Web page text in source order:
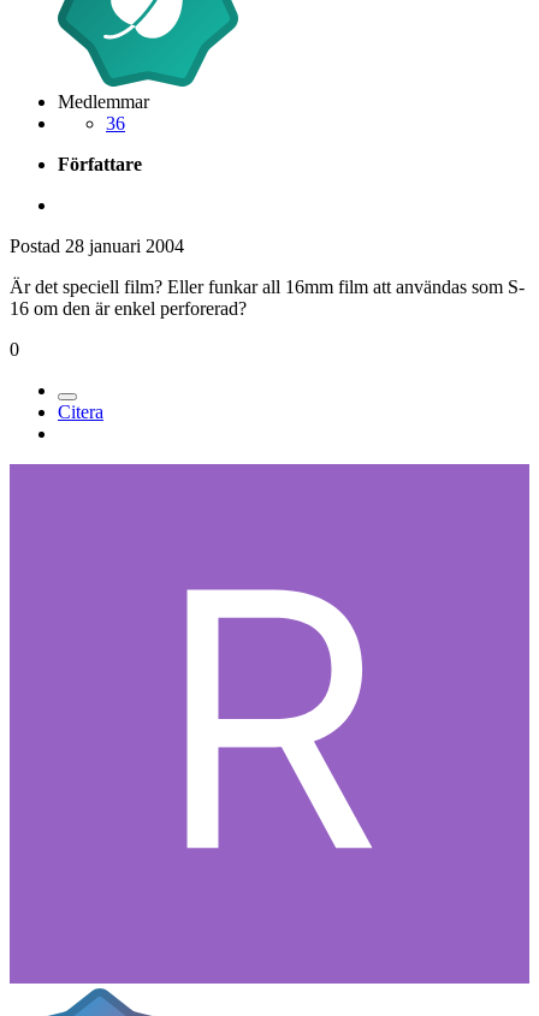
Medlemmar
36
Författare
Postad 28 januari 2004
Är det speciell film? Eller funkar all 16mm film att användas som S-
16 om den är enkel perforerad?
0
Citera